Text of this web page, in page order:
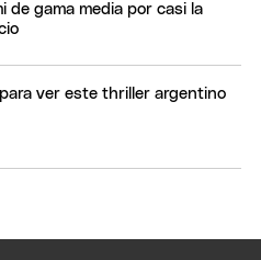
de gama media por casi la
ver este thriller argentino